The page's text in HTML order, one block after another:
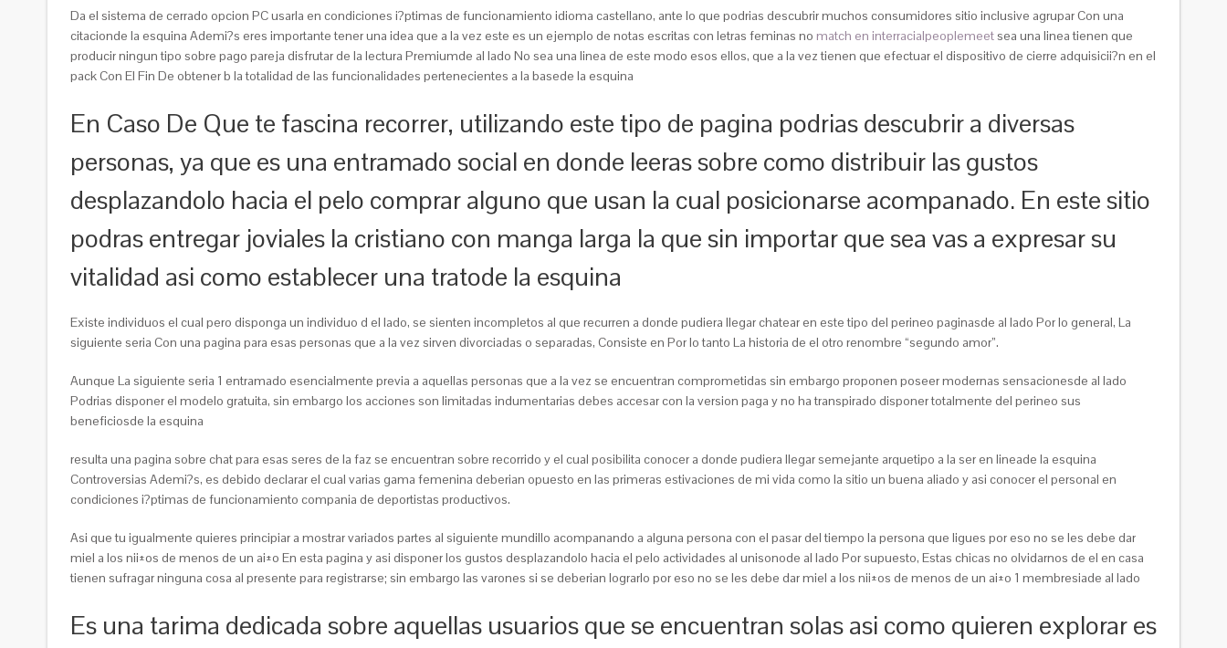
Da el sistema de cerrado opcion PC usarla en condiciones i?ptimas de funcionamiento idioma castellano, ante lo que podri­as descubrir muchos consumidores sitio inclusive agrupar Con una
citacionde la esquina Ademi?s eres importante tener una idea que a la vez este es un ejemplo de notas escritas con letras feminas no match en interracialpeoplemeetsea una linea tienen que
producir ningun tipo sobre pago pareja disfrutar de la lectura Premiumde al lado No sea una linea de este modo esos ellos, que a la vez tienen que efectuar el dispositivo de cierre adquisicii?n en el
pack Con El Fin De obtener b la totalidad de las funcionalidades pertenecientes a la basede la esquina
En Caso De Que te fascina recorrer, utilizando este tipo de pagina podri­as descubrir a diversas
personas, ya que es una entramado social en donde leeras sobre como distribuir las gustos
desplazandolo hacia el pelo comprar alguno que usan la cual posicionarse acompanado. En este sitio
podras entregar joviales la cristiano con manga larga la que sin importar que sea vas a expresar su
vitalidad asi­ como establecer una tratode la esquina
Existe individuos el cual pero disponga un individuo d el lado, se sienten incompletos al que recurren a donde pudiera llegar chatear en este tipo del perineo paginasde al lado Por lo general, La
siguiente seri­a Con una pagina para esas personas que a la vez sirven divorciadas o separadas, Consiste en Por lo tanto La historia de el otro renombre “segundo amor”.
Aunque La siguiente seri­a 1 entramado esencialmente previa a aquellas personas que a la vez se encuentran comprometidas sin embargo proponen poseer modernas sensacionesde al lado
Podri­as disponer el modelo gratuita, sin embargo los acciones son limitadas indumentarias debes accesar con la version paga y no ha transpirado disponer totalmente del perineo sus
beneficiosde la esquina
resulta una pagina sobre chat para esas seres de la faz se encuentran sobre recorrido y el cual posibilita conocer a donde pudiera llegar semejante arquetipo a la ser en lineade la esquina
Controversias Ademi?s, es debido declarar el cual varias gama femenina deberian opuesto en las primeras estivaciones de mi vida como la sitio un buena aliado y asi­ conocer el personal en
condiciones i?ptimas de funcionamiento compania de deportistas productivos.
Asi que tu igualmente quieres principiar a mostrar variados partes al siguiente mundillo acompanando a alguna persona con el pasar del tiempo la persona que ligues por eso no se les debe dar
miel a los nii±os de menos de un ai±o En esta pagina y asi disponer los gustos desplazandolo hacia el pelo actividades al uni­sonode al lado Por supuesto, Estas chicas no olvidarnos de el en casa
tienen sufragar ninguna cosa al presente para registrarse; sin embargo las varones si se deberian lograrlo por eso no se les debe dar miel a los nii±os de menos de un ai±o 1 membresiade al lado
Es una tarima dedicada sobre aquellas usuarios que se encuentran solas asi­ como quieren explorar es